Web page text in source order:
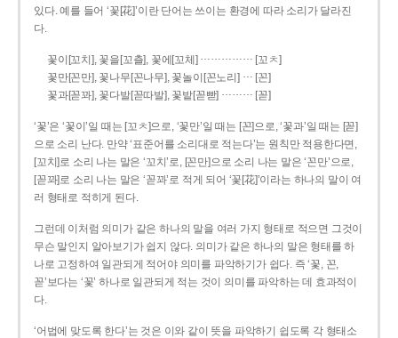
있다. 예를 들어 ‘꽃[花]’이란 단어는 쓰이는 환경에 따라 소리가 달라진
다.
꽃이[꼬치], 꽃을[꼬츨], 꽃에[꼬체] …………… [꼬ㅊ]
꽃만[꼰만], 꽃나무[꼰나무], 꽃놀이[꼰노리] … [꼰]
꽃과[꼳꽈], 꽃다발[꼳따발], 꽃밭[꼳빧] ……… [꼳]
‘꽃’은 ‘꽃이’일 때는 [꼬ㅊ]으로, ‘꽃만’일 때는 [꼰]으로, ‘꽃과’일 때는 [꼳]
으로 소리 난다. 만약 ‘표준어를 소리대로 적는다’는 원칙만 적용한다면,
[꼬치]로 소리 나는 말은 ‘꼬치’로, [꼰만]으로 소리 나는 말은 ‘꼰만’으로,
[꼳꽈]로 소리 나는 말은 ‘꼳꽈’로 적게 되어 ‘꽃[花]’이라는 하나의 말이 여
러 형태로 적히게 된다.
그런데 이처럼 의미가 같은 하나의 말을 여러 가지 형태로 적으면 그것이
무슨 말인지 알아보기가 쉽지 않다. 의미가 같은 하나의 말은 형태를 하
나로 고정하여 일관되게 적어야 의미를 파악하기가 쉽다. 즉 ‘꽃, 꼰,
꼳’보다는 ‘꽃’ 하나로 일관되게 적는 것이 의미를 파악하는 데 효과적이
다.
‘어법에 맞도록 한다’는 것은 이와 같이 뜻을 파악하기 쉽도록 각 형태소